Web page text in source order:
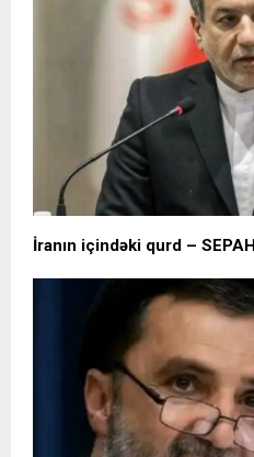
İranın içindəki qurd – SEPAH